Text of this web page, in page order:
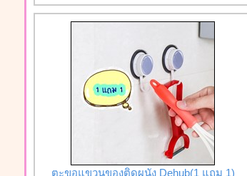
ตะขอแขวนของติดผนัง Dehub(1 แถม 1)